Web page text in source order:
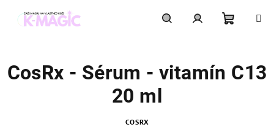
košík
CosRx - Sérum - vitamín C13
20 ml
COSRX